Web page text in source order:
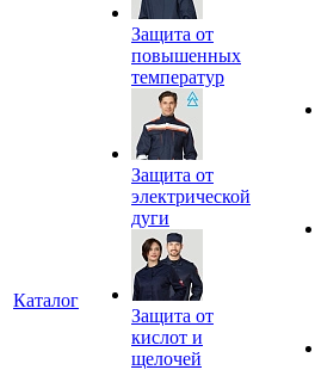
Каталог
Защита от
повышенных
температур
Защита от
электрической
дуги
Защита от
кислот и
щелочей